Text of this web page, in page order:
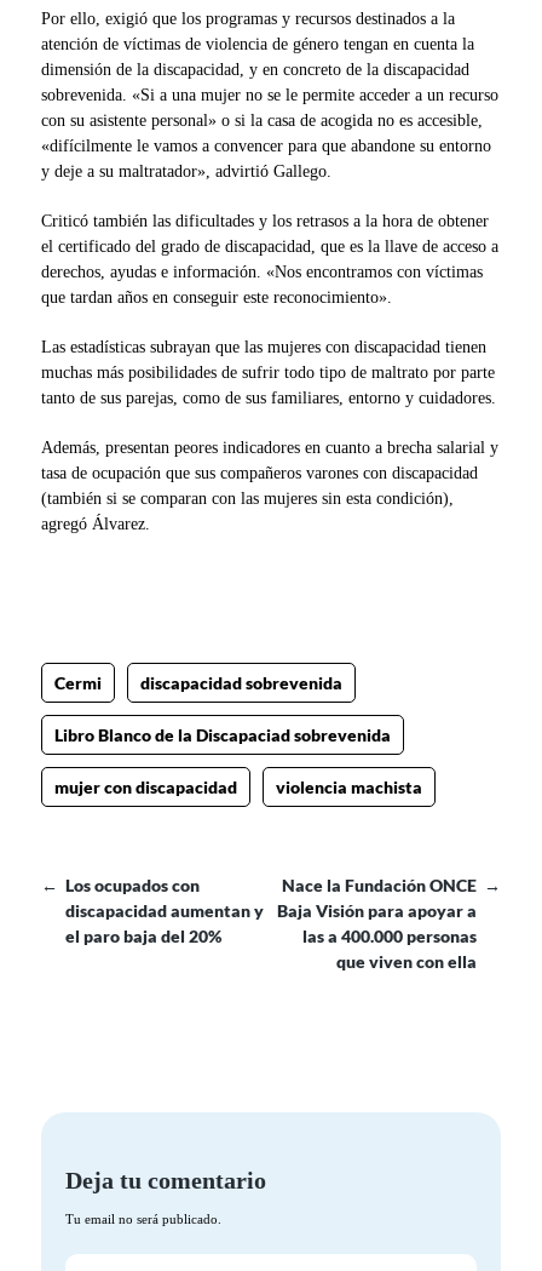
Por ello, exigió que los programas y recursos destinados a la
atención de víctimas de violencia de género tengan en cuenta la
dimensión de la discapacidad, y en concreto de la discapacidad
sobrevenida. «Si a una mujer no se le permite acceder a un recurso
con su asistente personal» o si la casa de acogida no es accesible,
«difícilmente le vamos a convencer para que abandone su entorno
y deje a su maltratador», advirtió Gallego.
Criticó también las dificultades y los retrasos a la hora de obtener
el certificado del grado de discapacidad, que es la llave de acceso a
derechos, ayudas e información. «Nos encontramos con víctimas
que tardan años en conseguir este reconocimiento».
Las estadísticas subrayan que las mujeres con discapacidad tienen
muchas más posibilidades de sufrir todo tipo de maltrato por parte
tanto de sus parejas, como de sus familiares, entorno y cuidadores.
Además, presentan peores indicadores en cuanto a brecha salarial y
tasa de ocupación que sus compañeros varones con discapacidad
(también si se comparan con las mujeres sin esta condición),
agregó Álvarez.
Cermi discapacidad sobrevenida
Libro Blanco de la Discapaciad sobrevenida
mujer con discapacidad violencia machista
← Los ocupados con
discapacidad aumentan y
el paro baja del 20%
Nace la Fundación ONCE
Baja Visión para apoyar a
las a 400.000 personas
que viven con ella
→
Deja tu comentario
Tu email no será publicado.